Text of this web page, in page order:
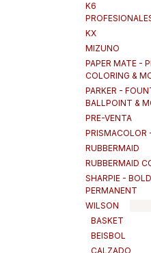
K6
KX
MIZUNO
PAPER MATE -
COLORING &
PARKER -
BALLPOINT &
PRE-VENTA
PRISMACOLOR
RUBBERMAID
RUBBERMAID
SHARPIE -
PERMANENT
WILSON
BASKET
BEISBOL
CALZADO